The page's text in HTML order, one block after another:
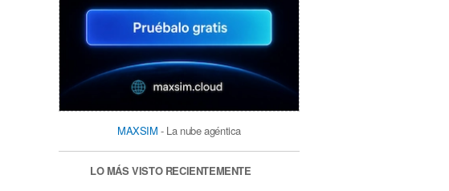
MAXSIM - La nube agéntica
LO MÁS VISTO RECIENTEMENTE